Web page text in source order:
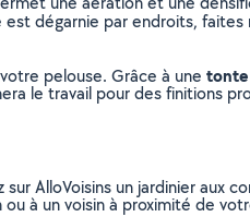
est dégarnie par endroits, faites
pelouse. Grâce à une tonte
le travail pour des finitions
AlloVoisins un jardinier aux
à un voisin à proximité de